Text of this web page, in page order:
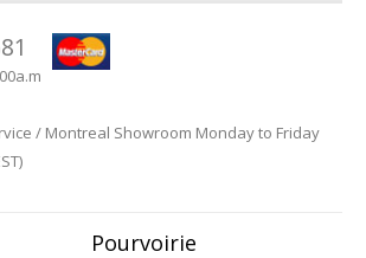
/ Montreal Showroom Monday to Friday
Pourvoirie